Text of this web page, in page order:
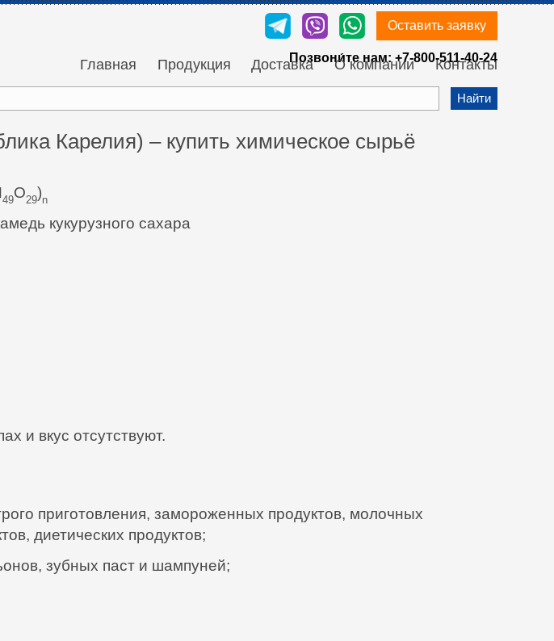
Оставить заявку
Позвони́те нам: +7-800-511-40-24
Главная Продукция Доставка О компании Контакты
Найти
Карелия) – купить химическое сырьё
49O29)n
кукурузного сахара
и вкус отсутствуют.
приготовления, замороженных продуктов, молочных
диетических продуктов;
зубных паст и шампуней;